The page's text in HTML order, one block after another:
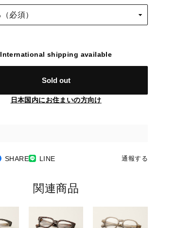
International shipping available
Sold out
日本国内にお住まいの方向け
SHARE LINE 通報する
関連商品